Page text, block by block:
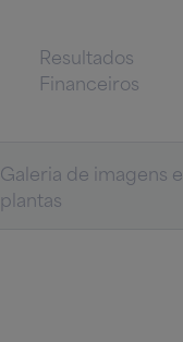
Resultados
Financeiros
Galeria de imagens e
plantas